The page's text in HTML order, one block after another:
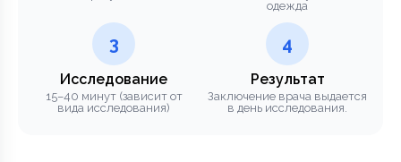
одежда
3
Исследование
15–40 минут (зависит от
вида исследования)
4
Результат
Заключение врача выдается
в день исследования.